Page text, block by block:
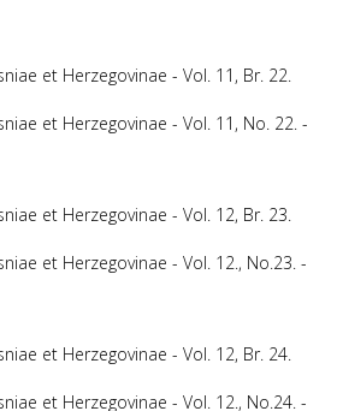
et Herzegovinae - Vol. 11, Br. 22.
et Herzegovinae - Vol. 11, No. 22. -
et Herzegovinae - Vol. 12, Br. 23.
et Herzegovinae - Vol. 12., No.23. -
et Herzegovinae - Vol. 12, Br. 24.
et Herzegovinae - Vol. 12., No.24. -